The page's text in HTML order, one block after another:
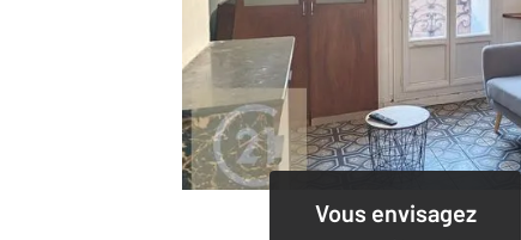
Vous envisagez